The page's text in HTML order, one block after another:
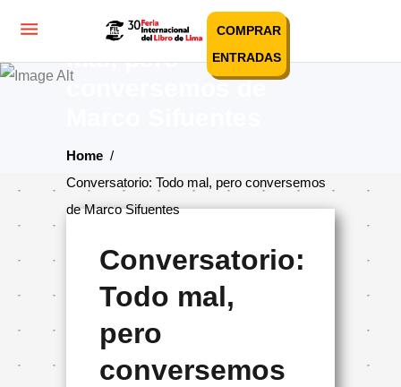
COMPRAR
ENTRADAS
Conversatorio: Todo
mal, pero
conversemos de
Home /
Conversatorio: Todo mal, pero conversemos
de Marco Sifuentes
Conversatorio:
Todo mal,
pero
conversemos